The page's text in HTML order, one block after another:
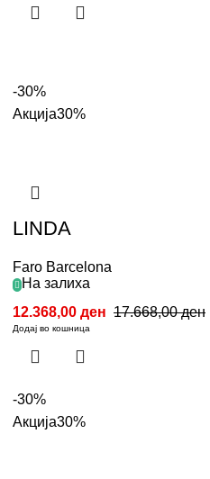
-30%
Акција30%
LINDA
Faro Barcelona
На залиха
17.668,00ден
12.368,00 ден
Додај во кошница
-30%
Акција30%